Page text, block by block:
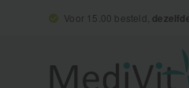
Voor 15.00 besteld,